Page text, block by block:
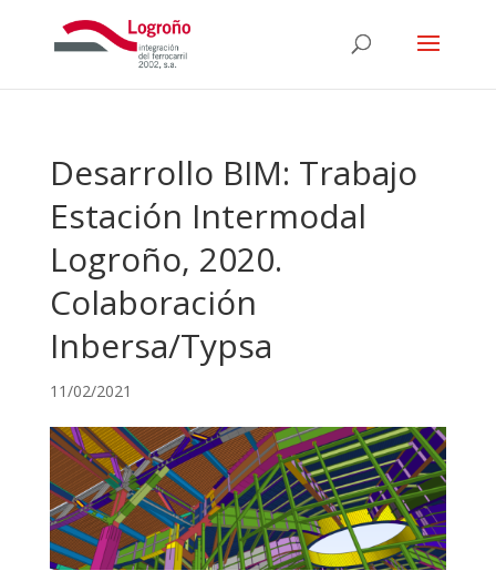
Desarrollo BIM: Trabajo
Estación Intermodal
Logroño, 2020.
Colaboración
Inbersa/Typsa
11/02/2021